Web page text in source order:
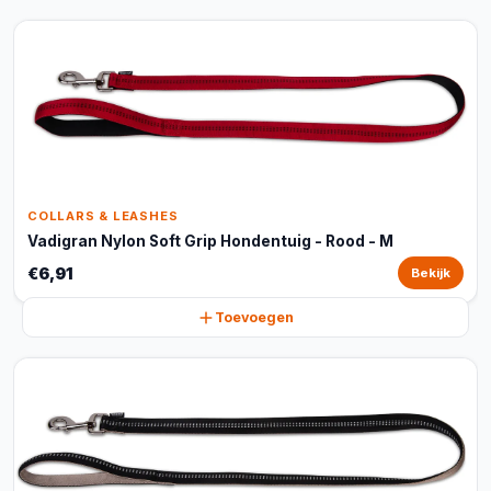
COLLARS & LEASHES
Vadigran Nylon Soft Grip Hondentuig - Rood - M
€6,91 Bekijk
Toevoegen